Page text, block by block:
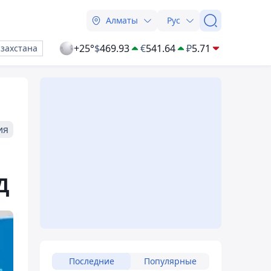
Алматы Рус
+25°$469.93 €541.64 ₽5.71
Последние Популярные